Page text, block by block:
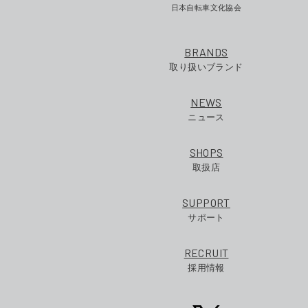
日本自転車文化協会
BRANDS
取り扱いブランド
NEWS
ニュース
SHOPS
取扱店
SUPPORT
サポート
RECRUIT
採用情報